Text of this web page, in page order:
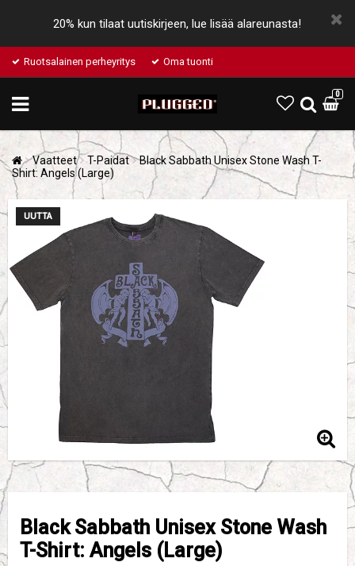
20% kun tilaat uutiskirjeen, lue lisää alareunasta!
Ruotsalainen perheyritys Oma tuonti
0
Vaatteet T-Paidat
Black Sabbath Unisex Stone Wash T-
Shirt: Angels (Large)
UUTTA
Black Sabbath Unisex Stone Wash
T-Shirt: Angels (Large)